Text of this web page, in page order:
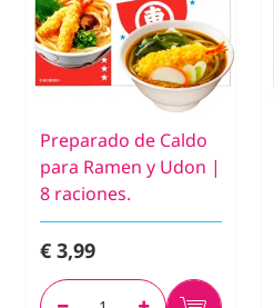
Preparado de Caldo
para Ramen y Udon |
8 raciones.
€ 3,99